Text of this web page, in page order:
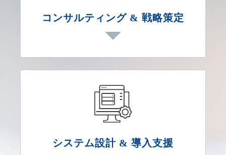
コンサルティング & 戦略策定
工場や倉庫など現場レベルの視察・ヒ
アリングを実施し、業務プロセスやIT
資産を総合的に把握。
各国拠点のIT活用状況・課題を可視化
優先度を整理。
システム設計 & 導入支援